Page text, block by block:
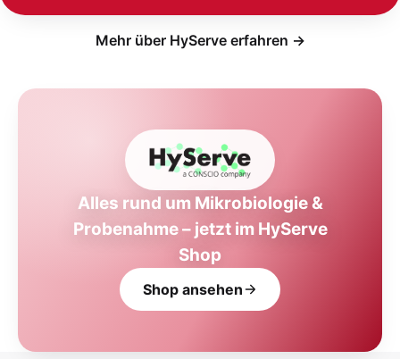
Mehr über HyServe erfahren →
Alles rund um Mikrobiologie &
Probenahme – jetzt im HyServe
Shop
Shop ansehen